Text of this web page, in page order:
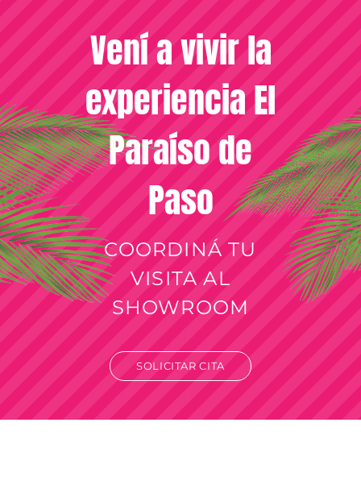
Vení a vivir la
experiencia El
Paraíso de
Paso
COORDINÁ TU
VISITA AL
SHOWROOM
SOLICITAR CITA